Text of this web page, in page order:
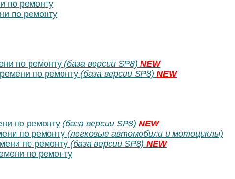
по ремонту
по ремонту
по ремонту (база версии SP8) NEW
по ремонту (база версии SP8) NEW
по ремонту (база версии SP8) NEW
по ремонту (легковые автомобили и мотоциклы)
по ремонту (база версии SP8) NEW
по ремонту